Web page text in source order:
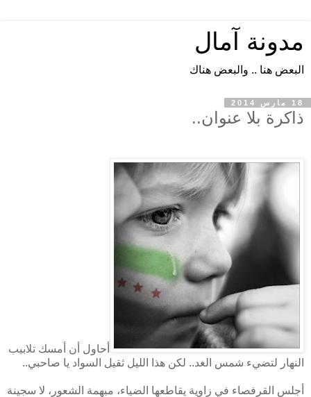
مدونة آمال
البعض هنا .. والبعض هناك
18 مارس 2014
ذاكرة بلا عنوان..
أحاول أن أمسك تلابيب
النهار لتضيء شمس الغد.. لكن هذا الليل ثقيل السواد يا صاحبي..
أجلس القرفصاء في زاوية يقاطعها الضياء، مبهمة الشعور، لا سجينة